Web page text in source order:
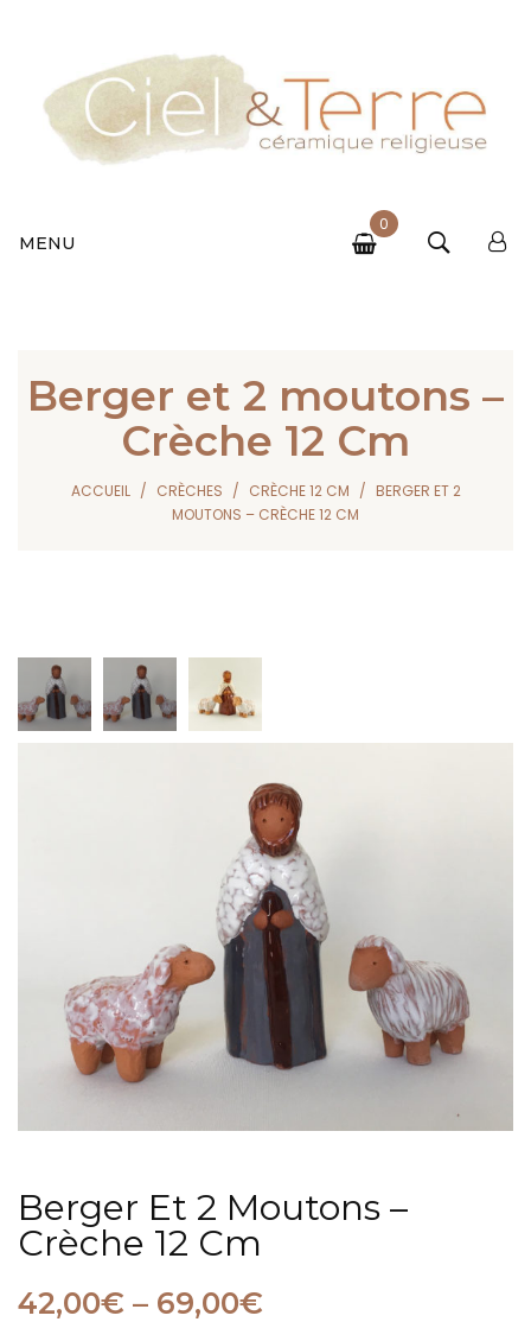
MENU
0
Berger et 2 moutons –
Crèche 12 Cm
ACCUEIL CRÈCHES CRÈCHE 12 CM
BERGER ET 2
MOUTONS – CRÈCHE 12 CM
Berger Et 2 Moutons –
Crèche 12 Cm
42,00€ – 69,00€